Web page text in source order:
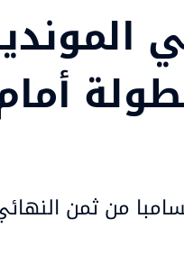
من ثمن